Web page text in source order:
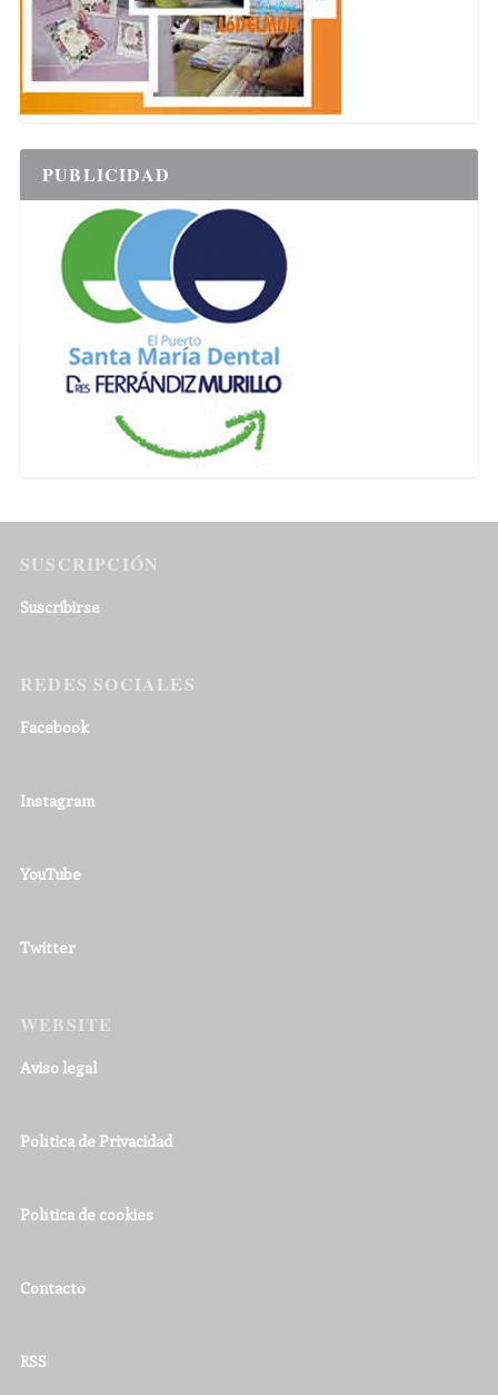
PUBLICIDAD
SUSCRIPCIÓN
Suscribirse
REDES SOCIALES
Facebook
Instagram
YouTube
Twitter
WEBSITE
Aviso legal
Política de Privacidad
Política de cookies
Contacto
RSS